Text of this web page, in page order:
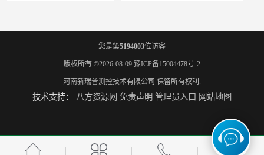
水泥厂用DG1300-PJ-1-2-40/AA2N压力变送器 铜液氨冷器配套用UYB-8003物位变送器
您是第5194003位访客
版权所有 ©2026-08-09 豫ICP备15004478号-2
河南新瑞普测控技术有限公司 保留所有权利.
技术支持： 八方资源网 免责声明 管理员入口 网站地图